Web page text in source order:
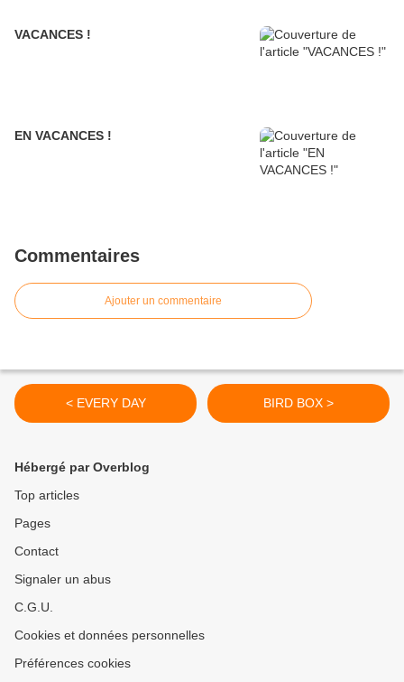
VACANCES !
EN VACANCES !
Commentaires
Ajouter un commentaire
< EVERY DAY BIRD BOX >
Hébergé par Overblog
Top articles
Pages
Contact
Signaler un abus
C.G.U.
Cookies et données personnelles
Préférences cookies